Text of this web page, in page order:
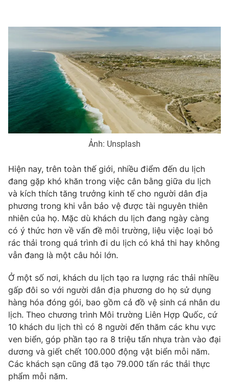
Câu chuyện quốc tế
Góc doanh nghiệp
Dữ liệu và đời sống
Truyền hình
Phim VTV
Hậu trường
Nhân vật
Giải trí
Điện ảnh
Âm nhạc
Đời sống
Chất lượng cuộc sống
Tuyển sinh
Học trực tuyến
Công nghệ
Hitech Công nghệ tương lai
Sản phẩm
Thị trường
Tư vấn
Giao lưu trực tuyến
Lịch phát sóng
Chuyên mục khác
Emagazine Podcast
Photo Infographic
Video Shorts video
VTV Money
Ảnh: Unsplash
Hiện nay, trên toàn thế giới, nhiều điểm đến du lịch
đang gặp khó khăn trong việc cân bằng giữa du lịch
và kích thích tăng trưởng kinh tế cho người dân địa
phương trong khi vẫn bảo vệ được tài nguyên thiên
nhiên của họ. Mặc dù khách du lịch đang ngày càng
có ý thức hơn về vấn đề môi trường, liệu việc loại bỏ
rác thải trong quá trình đi du lịch có khả thi hay không
vẫn đang là một câu hỏi lớn.
Ở một số nơi, khách du lịch tạo ra lượng rác thải nhiều
gấp đôi so với người dân địa phương do họ sử dụng
hàng hóa đóng gói, bao gồm cả đồ vệ sinh cá nhân du
lịch. Theo chương trình Môi trường Liên Hợp Quốc, cứ
10 khách du lịch thì có 8 người đến thăm các khu vực
ven biển, góp phần tạo ra 8 triệu tấn nhựa tràn vào đại
dương và giết chết 100.000 động vật biển mỗi năm.
Các khách sạn cũng đã tạo 79.000 tấn rác thải thực
phẩm mỗi năm.